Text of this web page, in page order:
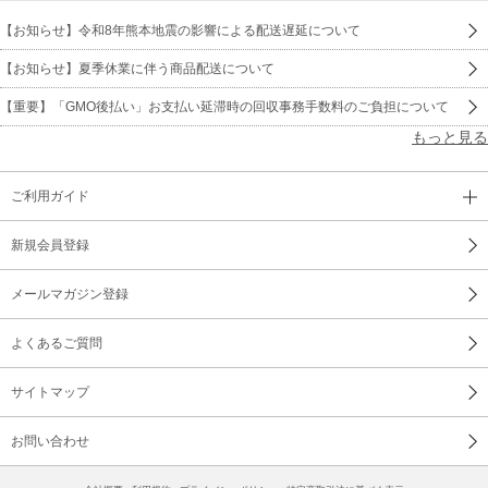
『てんとう虫の歌』
18 ぼくらそろって一週間 ／ こおろぎ'73、ヤング・フレッシ
ュ
『てんとう虫の歌』
『タイムボカン』
21 ポールの冒険 ／ 大杉久美子、コロムビアゆりかご会
22 オカルトハンマーのうた ／ 大杉久美子、コロムビアゆりか
ご会
『ポールのミラクル大作戦』
『タイムボカンシリーズ ヤッターマン』
【お知らせ】令和8年熊本地震の影響による配送遅延について
【お知らせ】夏季休業に伴う商品配送について
【重要】「GMO後払い」お支払い延滞時の回収事務手数料のご負担について
もっと見る
ご利用ガイド
新規会員登録
メールマガジン登録
よくあるご質問
サイトマップ
お問い合わせ